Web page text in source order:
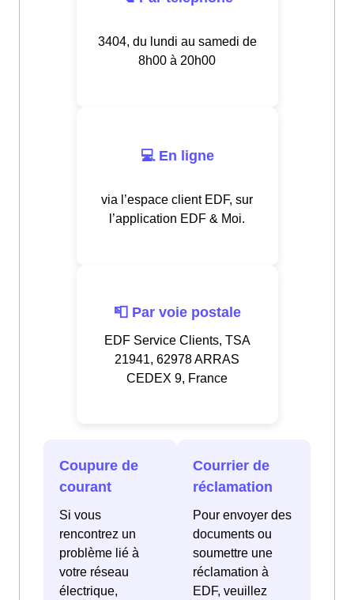
3404, du lundi au samedi de
8h00 à 20h00
💻 En ligne
via l’espace client EDF, sur
l’application EDF & Moi.
📮 Par voie postale
EDF Service Clients, TSA
21941, 62978 ARRAS
CEDEX 9, France
Coupure de
courant
Si vous
rencontrez un
problème lié à
votre réseau
électrique,
Courrier de
réclamation
Pour envoyer des
documents ou
soumettre une
réclamation à
EDF, veuillez